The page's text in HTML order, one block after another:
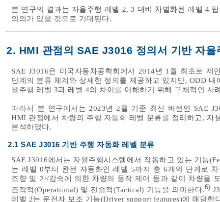
본 연구의 결과는 자율주행 레벨 2, 3 대비 차별화된 레벨 4
의의가 있을 것으로 기대된다.
2. HMI 관점의 SAE J3016 정의서 기반 자율
SAE J3016은 미국자동차공학회에서 2014년 1월 최초로
단계의 분류 체계와 상세한 정의를 제공하고 있지만, ODD
율주행 레벨 3과 레벨 4의 차이를 이해하기 위해 구체적인 사
따라서 본 연구에서는 2023년 2월 기준 최신 버전인 SAE
HMI 관점에서 차량의 주행 자동화 레벨 분류를 정리하고, 자
분석하였다.
2.1 SAE J3016 기반 주행 자동화 레벨 분류
SAE J3016에서는 자율주행시스템에서 작동하고 있는 기능
는 레벨 0부터 완전 자동화인 레벨 5까지 총 6개의 단계로
조향 및 가/감속에 의한 차량의 동작 제어 등과 같이 차량을
조작적(Operational) 및 전술적(Tactical) 기능을 의미한다.6)
레벨 2는 운전자 보조 기능(Driver support features)에 해당한